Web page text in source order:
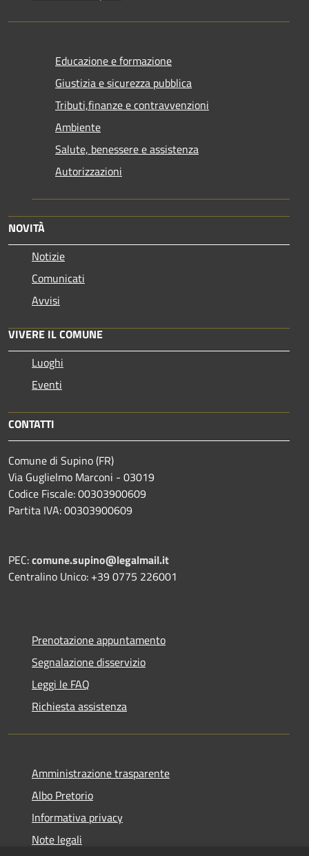
Educazione e formazione
Giustizia e sicurezza pubblica
Tributi,finanze e contravvenzioni
Ambiente
Salute, benessere e assistenza
Autorizzazioni
NOVITÀ
Notizie
Comunicati
Avvisi
VIVERE IL COMUNE
Luoghi
Eventi
CONTATTI
Comune di Supino (FR)
Via Guglielmo Marconi - 03019
Codice Fiscale: 00303900609
Partita IVA: 00303900609
PEC:comune.supino@legalmail.it
Centralino Unico: +39 0775 226001
Prenotazione appuntamento
Segnalazione disservizio
Leggi le FAQ
Richiesta assistenza
Amministrazione trasparente
Albo Pretorio
Informativa privacy
Note legali